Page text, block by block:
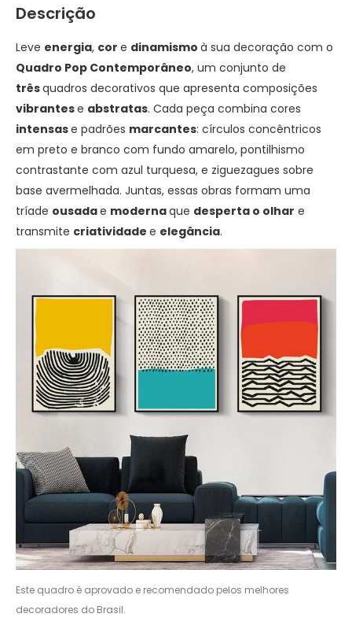
Descrição
Leve energia, cor e dinamismo à sua decoração com o
Quadro Pop Contemporâneo, um conjunto de
trêsquadros decorativos que apresenta composições
vibrantese abstratas. Cada peça combina cores
intensase padrões marcantes: círculos concêntricos
em preto e branco com fundo amarelo, pontilhismo
contrastante com azul turquesa, e ziguezagues sobre
base avermelhada. Juntas, essas obras formam uma
tríade ousadae modernaque desperta o olhar e
transmite criatividade e elegância.
Este quadro é aprovado e recomendado pelos melhores
decoradores do Brasil.